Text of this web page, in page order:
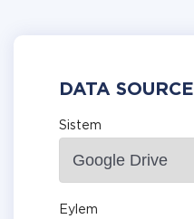
DATA SOURCE
Sistem
Eylem